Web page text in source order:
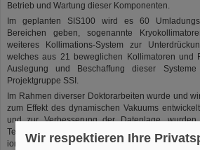
Betrieb und Wartung dieser Komponenten.
Im geplanten SIS100 wird es 60
Bereichen geben, sogenannte
weiteres Kollimations-System zur
welches aus 21 beweglichen Kollimatoren und
Auslegung und Beschaffung dieser
Projektgruppe SSI.
Im Rahmen diverser Doktorarbeiten wurde und
zum Effekt des dynamischen Vakuums
und zur Verbesserung der Datenlage,
Teststände aufgebaut und Messungen
ionenaufschlag-induzierte
Wir respektieren Ihre